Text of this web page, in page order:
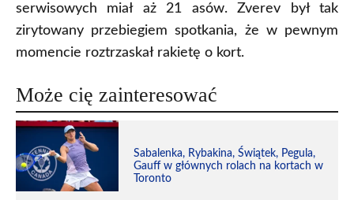
serwisowych miał aż 21 asów. Zverev był tak
zirytowany przebiegiem spotkania, że w pewnym
momencie roztrzaskał rakietę o kort.
Może cię zainteresować
Sabalenka, Rybakina, Świątek, Pegula,
Gauff w głównych rolach na kortach w
Toronto